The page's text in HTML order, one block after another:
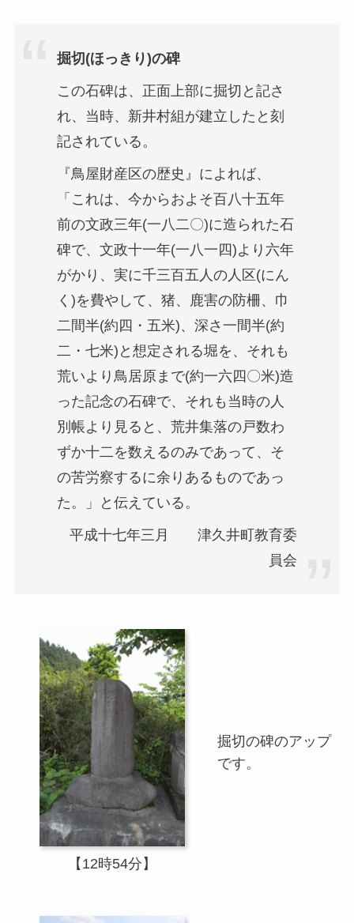
掘切(ほっきり)の碑
この石碑は、正面上部に掘切と記さ
れ、当時、新井村組が建立したと刻
記されている。
『鳥屋財産区の歴史』によれば、
「これは、今からおよそ百八十五年
前の文政三年(一八二〇)に造られた石
碑で、文政十一年(一八一四)より六年
がかり、実に千三百五人の人区(にん
く)を費やして、猪、鹿害の防柵、巾
二間半(約四・五米)、深さ一間半(約
二・七米)と想定される堀を、それも
荒いより鳥居原まで(約一六四〇米)造
った記念の石碑で、それも当時の人
別帳より見ると、荒井集落の戸数わ
ずか十二を数えるのみであって、そ
の苦労察するに余りあるものであっ
た。」と伝えている。
平成十七年三月 津久井町教育委
員会
【12時54分】
掘切の碑のアップ
です。